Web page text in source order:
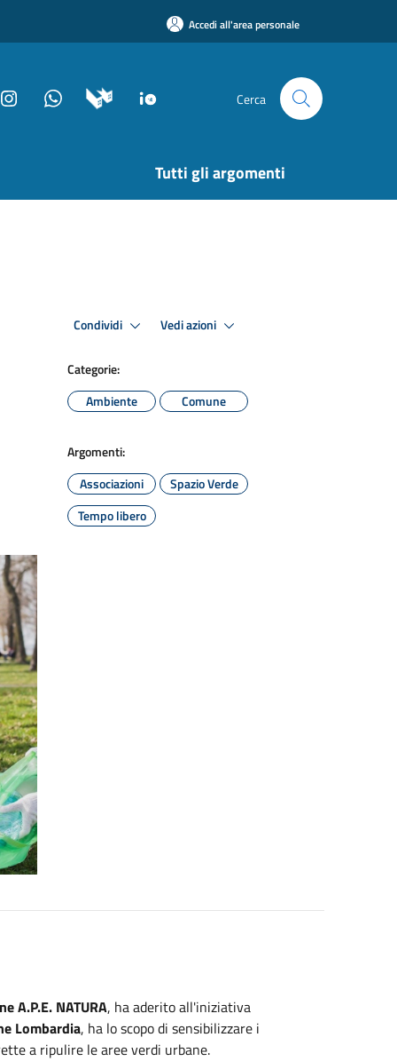
Accedi all'area personale
Cerca
Tutti gli argomenti
Condividi Vedi azioni
Categorie:
Ambiente
Comune
Argomenti:
Associazioni
Spazio Verde
Tempo libero
A.P.E. NATURA, ha aderito all'iniziativa
Lombardia, ha lo scopo di sensibilizzare i
a ripulire le aree verdi urbane.